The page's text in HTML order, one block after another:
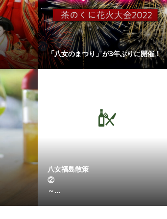
「八女のまつり」が3年ぶりに開催！
八女福島散策
～...